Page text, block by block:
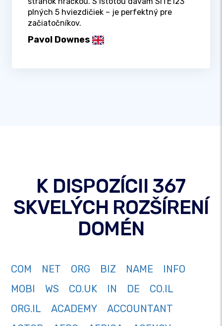
plných 5 hviezdičiek – je perfektný pre
začiatočníkov.
Pavol Downes
K DISPOZÍCII 367
SKVELÝCH ROZŠÍRENÍ
DOMÉN
COM NET ORG BIZ NAME
INFO
MOBI
WS CO.UK IN DE
CO.IL
ORG.IL
ACADEMY
ACCOUNTANT